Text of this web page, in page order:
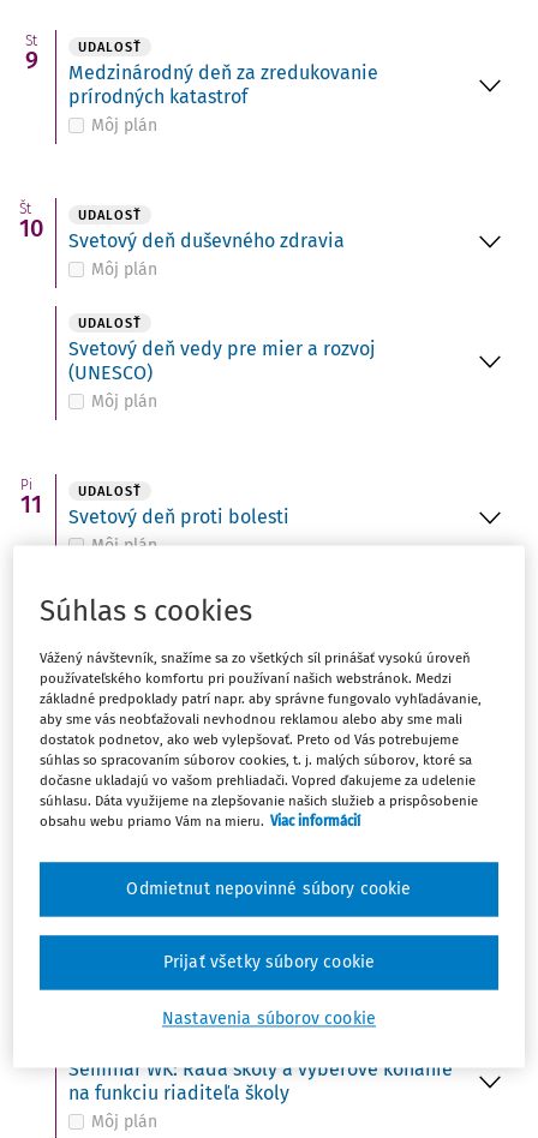
St
9 UDALOSŤ
Medzinárodný deň za zredukovanie
prírodných katastrof
Môj plán
Št
10 UDALOSŤ
Svetový deň duševného zdravia
Môj plán
UDALOSŤ
Svetový deň vedy pre mier a rozvoj
(UNESCO)
Môj plán
Pi
11 UDALOSŤ
Svetový deň proti bolesti
Môj plán
15
Do 15. 10. - Ministerstvo školstva zverejní na
svojom webovom sídle termíny konania
prijímacích skúšok
Môj plán
UDALOSŤ
Môj plán
UDALOSŤ
VÚDPaP: Kto z koho – ako udržať hranice
Môj plán
Seminár WK: Rada školy a výberové konanie
na funkciu riaditeľa školy
Môj plán
Súhlas s cookies
Vážený návštevník, snažíme sa zo všetkých síl prinášať vysokú úroveň
používateľského komfortu pri používaní našich webstránok. Medzi
základné predpoklady patrí napr. aby správne fungovalo vyhľadávanie,
aby sme vás neobťažovali nevhodnou reklamou alebo aby sme mali
dostatok podnetov, ako web vylepšovať. Preto od Vás potrebujeme
súhlas so spracovaním súborov cookies, t. j. malých súborov, ktoré sa
dočasne ukladajú vo vašom prehliadači. Vopred ďakujeme za udelenie
súhlasu. Dáta využijeme na zlepšovanie našich služieb a prispôsobenie
obsahu webu priamo Vám na mieru. Viac informácií
Nastavenia súborov cookie
Odmietnut nepovinné súbory cookie
Prijať všetky súbory cookie